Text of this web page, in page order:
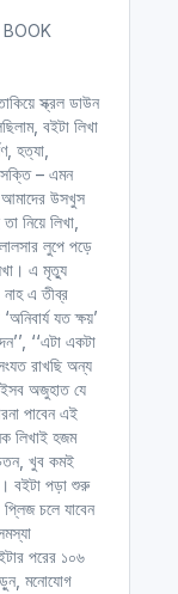
l
s
e
e
BOOK
স্ক্রল ডাউন
বইটা লিখা
হত্যা,
– এমন
আমাদের উসখুস
নিয়ে লিখা,
লুপে পড়ে
এ মৃত্যু
এ তীব্র
যত ক্ষয়’
‘‘এটা একটা
রাখছি অন্য
অজুহাত যে
পাবেন এই
লিখাই হজম
খুব কমই
বইটা পড়া শুরু
চলে যাবেন
পরের ১০৬
মনোযোগ